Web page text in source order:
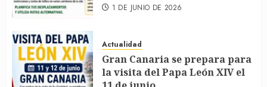
1 DE JUNIO DE 2026
Actualidad
Gran Canaria se prepara para
la visita del Papa León XIV el